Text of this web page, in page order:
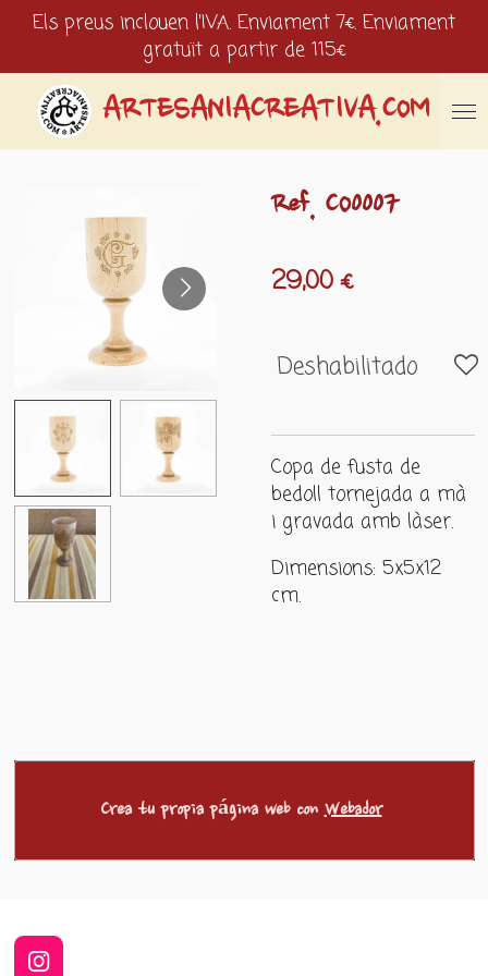
contenido
principal
ARTESANIACREATIVA.COM
Els preus inclouen l'IVA. Enviament 7€. Enviament
gratuït a partir de 115€
Ref. CO0007
29,00 €
Deshabilitado
Copa de fusta de
bedoll tornejada a mà
i gravada amb làser.
Dimensions: 5x5x12
cm.
Crea tu propia página web con Webador
I